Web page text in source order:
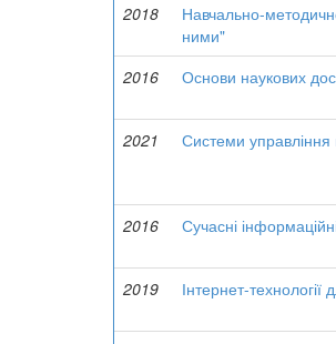
2018
Навчально-
ними"
2016
Основи наукових
2021
Системи управління
2016
Сучасні
2019
Інтернет-